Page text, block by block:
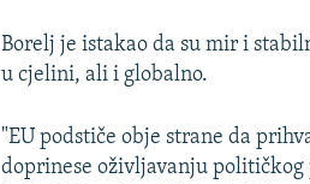
Borelj je istakao da su mir i
u cjelini, ali i globalno.
"EU podstiče obje strane da
doprinese oživljavanju